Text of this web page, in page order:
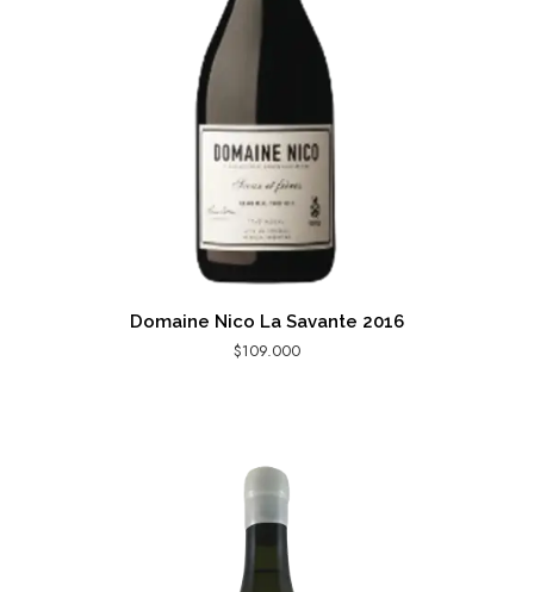
Domaine Nico La Savante 2016
$109.000